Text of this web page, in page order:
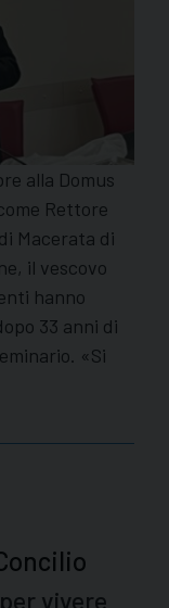
alla Domus
Rettore
Macerata di
il vescovo
hanno
33 anni di
«Si
vivere